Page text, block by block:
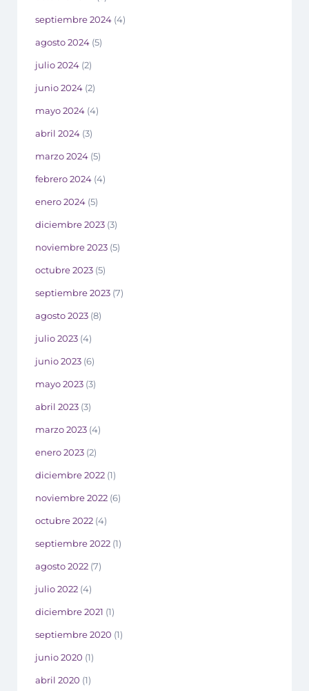
septiembre 2024 (4)
agosto 2024 (5)
julio 2024 (2)
junio 2024 (2)
mayo 2024 (4)
abril 2024 (3)
marzo 2024 (5)
febrero 2024 (4)
enero 2024 (5)
diciembre 2023 (3)
noviembre 2023 (5)
octubre 2023 (5)
septiembre 2023 (7)
agosto 2023 (8)
julio 2023 (4)
junio 2023 (6)
mayo 2023 (3)
abril 2023 (3)
marzo 2023 (4)
enero 2023 (2)
diciembre 2022 (1)
noviembre 2022 (6)
octubre 2022 (4)
septiembre 2022 (1)
agosto 2022 (7)
julio 2022 (4)
diciembre 2021 (1)
septiembre 2020 (1)
junio 2020 (1)
abril 2020 (1)